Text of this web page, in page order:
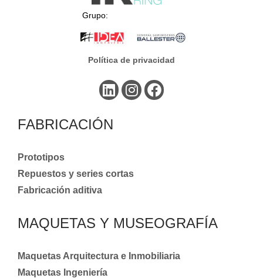
Grupo:
Política de privacidad
FABRICACIÓN
Prototipos
Repuestos y series cortas
Fabricación aditiva
MAQUETAS Y MUSEOGRAFÍA
Maquetas Arquitectura e Inmobiliaria
Maquetas Ingeniería